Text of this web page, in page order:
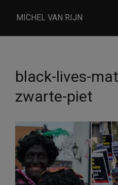
MICHEL VAN RIJN
black-lives-
zwarte-piet